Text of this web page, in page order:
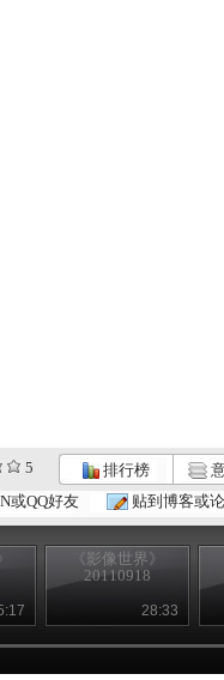
5 排行榜
或QQ好友 贴到博客或
《影像世界》
20110918
28:33